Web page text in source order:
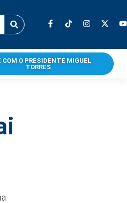
COM O PRESIDENTE MIGUEL
TORRES